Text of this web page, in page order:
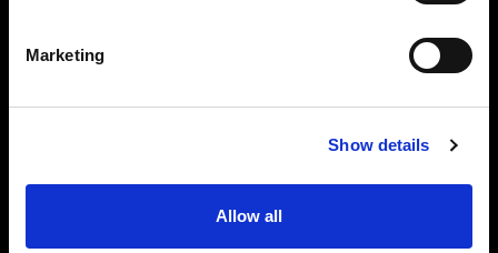
Marketing
Show details
Allow all
Puoi anche collegare le tue luci Profoto AirX e
impostazioni fino a trovare la luce giusta.